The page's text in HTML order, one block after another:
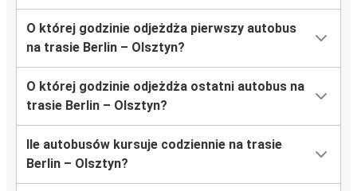
O której godzinie odjeżdża pierwszy autobus
na trasie Berlin – Olsztyn?
O której godzinie odjeżdża ostatni autobus na
trasie Berlin – Olsztyn?
Ile autobusów kursuje codziennie na trasie
Berlin – Olsztyn?